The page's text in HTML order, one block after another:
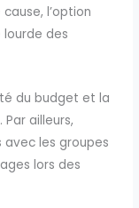
l’option
des
du budget et la
ailleurs,
avec les groupes
lors des